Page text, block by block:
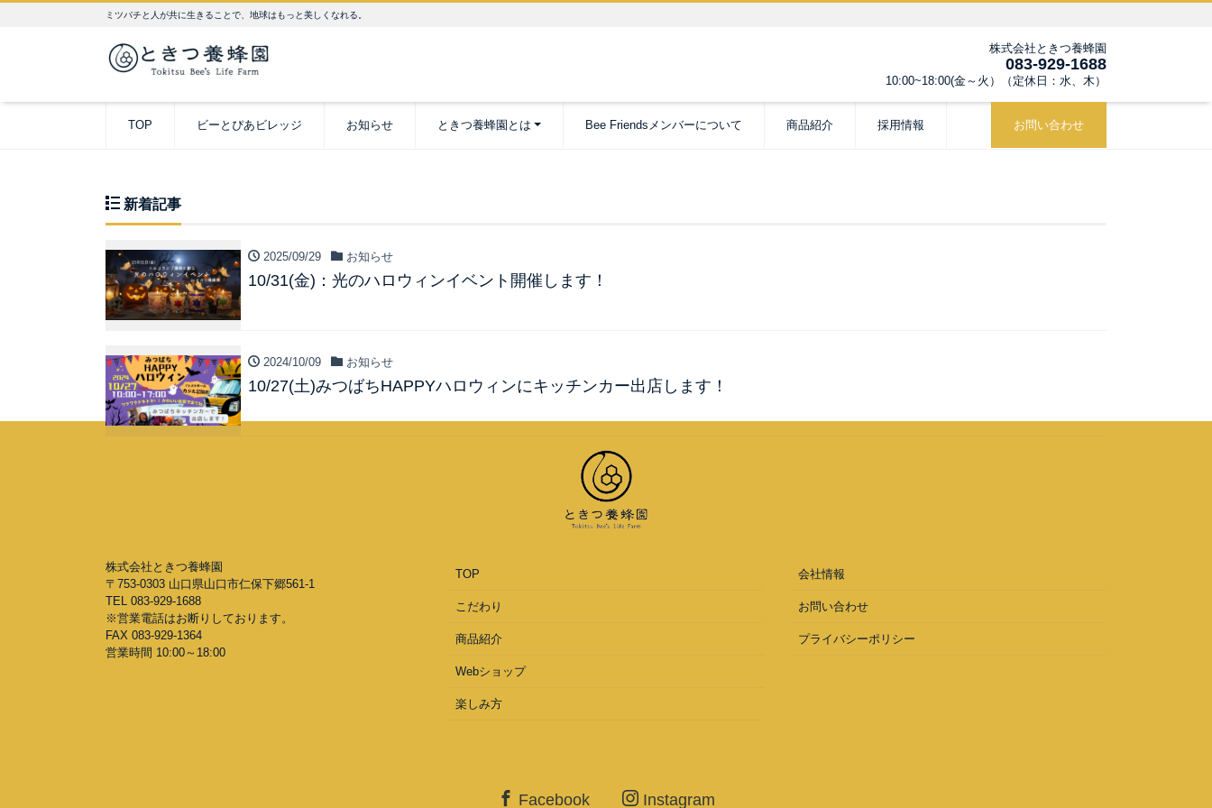
ミツバチと人が共に生きることで、地球はもっと美しくなれる。
株式会社ときつ養蜂園
083-929-1688
10:00~18:00(金～火）（定休日：水、木）
TOP ビーとぴあビレッジ お知らせ ときつ養蜂園とは Bee Friendsメンバーについて 商品紹介 採用情報 お問い合わせ
新着記事
2025/09/29 お知らせ
10/31(金)：光のハロウィンイベント開催します！
2024/10/09 お知らせ
10/27(土)みつばちHAPPYハロウィンにキッチンカー出店します！
株式会社ときつ養蜂園
〒753-0303 山口県山口市仁保下郷561-1
TEL 083-929-1688
※営業電話はお断りしております。
FAX 083-929-1364
営業時間 10:00～18:00
TOP
こだわり
商品紹介
Webショップ
楽しみ方
会社情報
お問い合わせ
プライバシーポリシー
Facebook Instagram